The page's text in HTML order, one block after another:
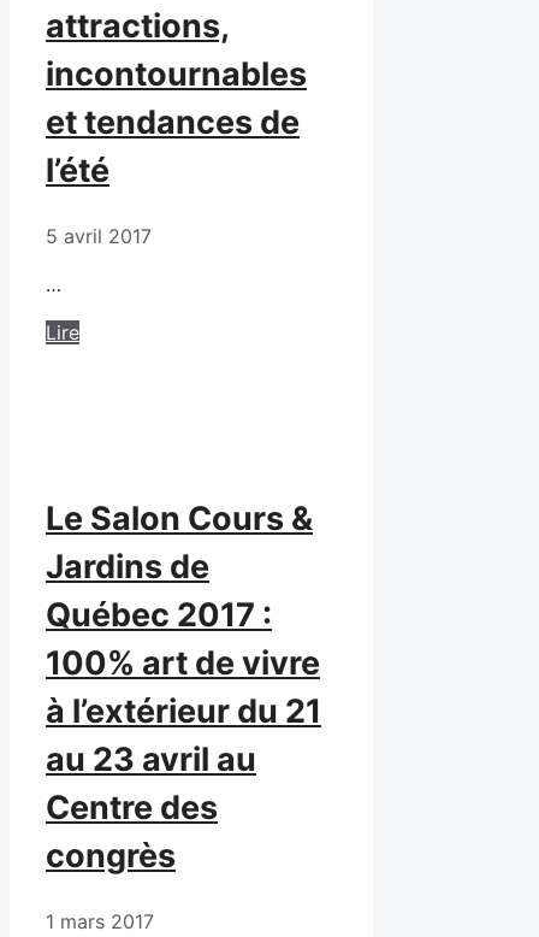
attractions,
incontournables
et tendances de
l’été
5 avril 2017
…
Lire
Le Salon Cours &
Jardins de
Québec 2017 :
100% art de vivre
à l’extérieur du 21
au 23 avril au
Centre des
congrès
1 mars 2017